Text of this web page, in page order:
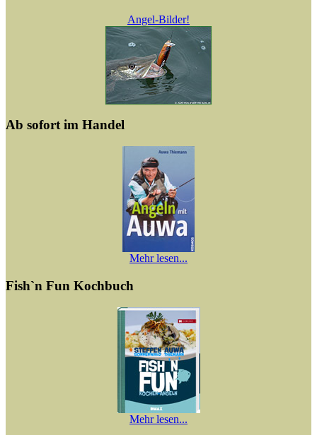
Angel-Bilder!
Ab sofort im Handel
Mehr lesen...
Fish`n Fun Kochbuch
Mehr lesen...